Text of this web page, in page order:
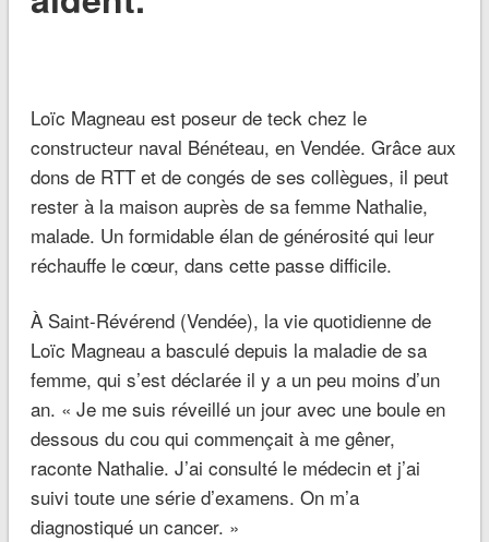
Loïc Magneau est poseur de teck chez le
constructeur naval Bénéteau, en Vendée. Grâce aux
dons de RTT et de congés de ses collègues, il peut
rester à la maison auprès de sa femme Nathalie,
malade. Un formidable élan de générosité qui leur
réchauffe le cœur, dans cette passe difficile.
À Saint-Révérend (Vendée), la vie quotidienne de
Loïc Magneau a basculé depuis la maladie de sa
femme, qui s’est déclarée il y a un peu moins d’un
an. « Je me suis réveillé un jour avec une boule en
dessous du cou qui commençait à me gêner,
raconte Nathalie. J’ai consulté le médecin et j’ai
suivi toute une série d’examens. On m’a
diagnostiqué un cancer. »